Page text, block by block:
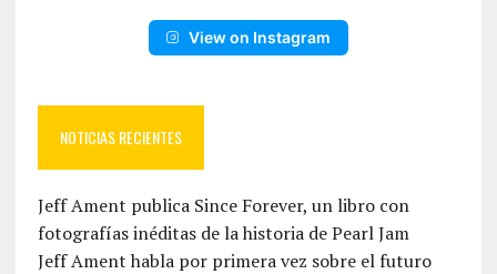
View on Instagram
NOTICIAS RECIENTES
Jeff Ament publica Since Forever, un libro con
fotografías inéditas de la historia de Pearl Jam
Jeff Ament habla por primera vez sobre el futuro